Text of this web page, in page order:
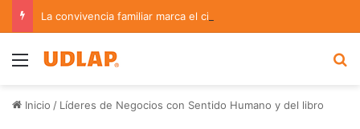
Menu
Inicio / Líderes de Negocios con Sentido Humano y del libro